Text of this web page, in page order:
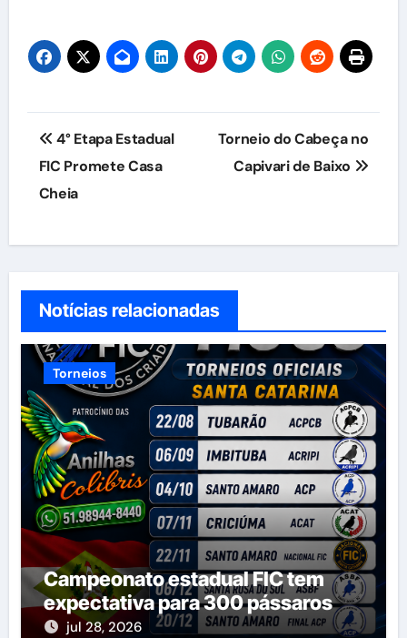
Navegação
de
Post
4° Etapa Estadual
FIC Promete Casa
Cheia
Torneio do Cabeça no
Capivari de Baixo
Notícias relacionadas
Torneios
Campeonato estadual FIC tem
expectativa para 300 pássaros
jul 28, 2026